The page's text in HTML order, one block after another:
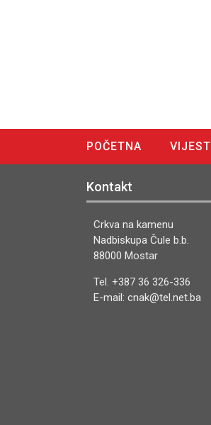
POČETNA VIJESTI
Kontakt
Crkva na kamenu
Nadbiskupa Čule b.b.
88000 Mostar
Tel. +387 36 326-336
E-mail: cnak@tel.net.ba